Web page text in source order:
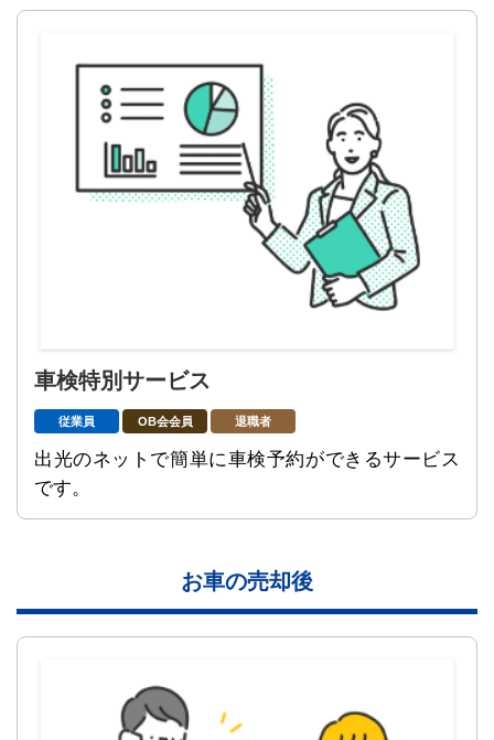
車検特別サービス
従業員 OB会会員 退職者
出光のネットで簡単に車検予約ができるサービス
です。
お車の売却後